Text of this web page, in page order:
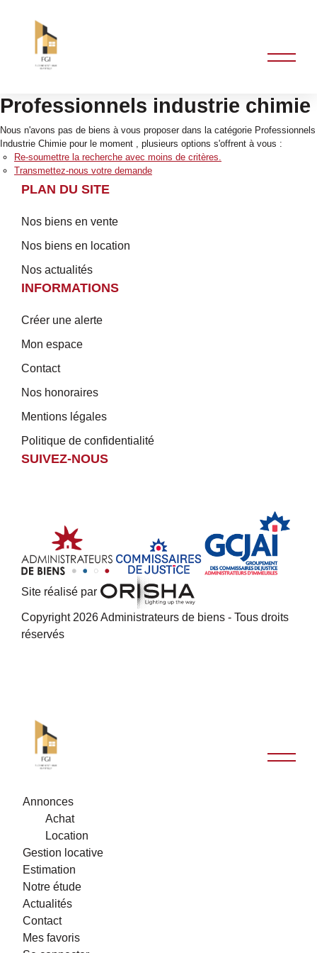
Professionnels industrie chimie
Nous n'avons pas de biens à vous proposer dans la catégorie Professionnels
Industrie Chimie pour le moment , plusieurs options s'offrent à vous :
Re-soumettre la recherche avec moins de critères.
Transmettez-nous votre demande
PLAN DU SITE
Nos biens en vente
Nos biens en location
Nos actualités
INFORMATIONS
Créer une alerte
Mon espace
Contact
Nos honoraires
Mentions légales
Politique de confidentialité
SUIVEZ-NOUS
Site réalisé par
Copyright 2026 Administrateurs de biens - Tous droits
réservés
Annonces
Achat
Location
Gestion locative
Estimation
Notre étude
Actualités
Contact
Mes favoris